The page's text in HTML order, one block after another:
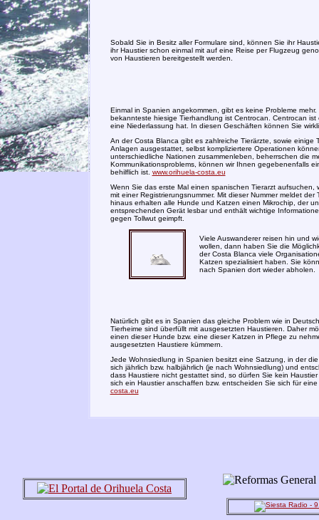
Sobald Sie in Besitz aller Formulare sind, können Sie ihr
ihr Haustier schon einmal mit auf eine Reise per Flugzeug
von Haustieren bereitgestellt werden.
Einmal in Spanien angekommen, gibt es keine Probleme
bekannteste hiesige Tierhandlung ist Centrocan. Centrocan
eine Niederlassung hat. In diesen Geschäften können Sie
An der Costa Blanca gibt es zahlreiche Tierärzte, sowie einige
Anlagen ausgestattet, selbst kompliziertere Operationen
unterschiedliche Nationen zusammenleben, beherrschen die
Kommunikationsproblems, können wir Ihnen gegebenenfalls
behilflich ist. www.orihuela-costa.eu
Wenn Sie das erste Mal einen spanischen Tierarzt
mit einer Registrierungsnummer. Mit dieser Nummer meldet
hinaus erhalten alle Hunde und Katzen einen Mikrochip, der
entsprechenden Gerät lesbar und enthält wichtige
gegen Tollwut geimpft.
Viele Auswanderer reisen hin und
wollen, dann haben Sie die
der Costa Blanca viele
Katzen spezialisiert haben. Sie
nach Spanien dort wieder abholen.
Natürlich gibt es in Spanien das gleiche Problem wie in
Tierheime sind überfüllt mit ausgesetzten Haustieren. Daher
einen dieser Hunde bzw. eine dieser Katzen in Pflege zu
ausgesetzten Haustiere kümmern.
Jede Wohnsiedlung in Spanien besitzt eine Satzung, in der
sich jährlich bzw. halbjährlich (je nach Wohnsiedlung) und
dass Haustiere nicht gestattet sind, so dürfen Sie kein
sich ein Haustier anschaffen bzw. entscheiden Sie sich für
costa.eu